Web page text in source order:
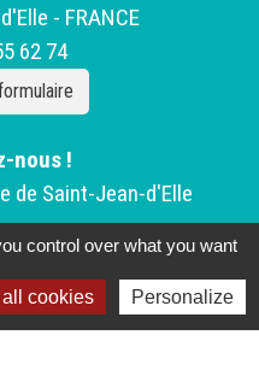
- FRANCE
62 74
nous !
de Saint-Jean-d'Elle
12h30 -
- 14h à 17h
control over what you want
all cookies Personalize